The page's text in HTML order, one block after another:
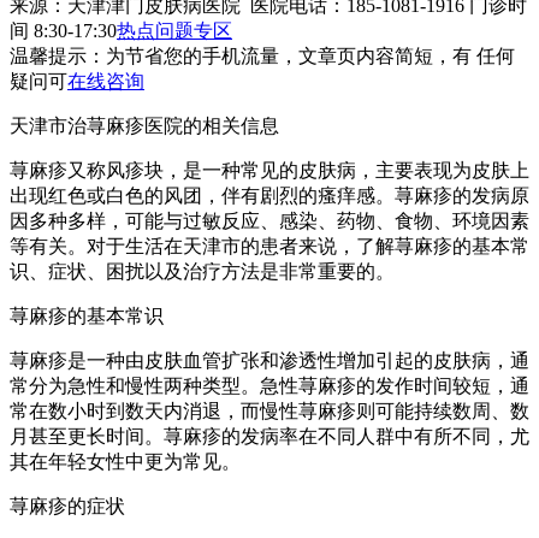
来源：天津津门皮肤病医院 医院电话：185-1081-1916 门诊时
间 8:30-17:30热点问题专区
温馨提示： 为节省您的手机流量，文章页内容简短，有 任何
疑问可在线咨询
天津市治荨麻疹医院的相关信息
荨麻疹又称风疹块，是一种常见的皮肤病，主要表现为皮肤上
出现红色或白色的风团，伴有剧烈的瘙痒感。荨麻疹的发病原
因多种多样，可能与过敏反应、感染、药物、食物、环境因素
等有关。对于生活在天津市的患者来说，了解荨麻疹的基本常
识、症状、困扰以及治疗方法是非常重要的。
荨麻疹的基本常识
荨麻疹是一种由皮肤血管扩张和渗透性增加引起的皮肤病，通
常分为急性和慢性两种类型。急性荨麻疹的发作时间较短，通
常在数小时到数天内消退，而慢性荨麻疹则可能持续数周、数
月甚至更长时间。荨麻疹的发病率在不同人群中有所不同，尤
其在年轻女性中更为常见。
荨麻疹的症状